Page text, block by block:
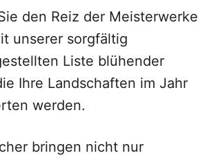
den Reiz der Meisterwerke
unserer sorgfältig
Liste blühender
Ihre Landschaften im Jahr
werden.
bringen nicht nur